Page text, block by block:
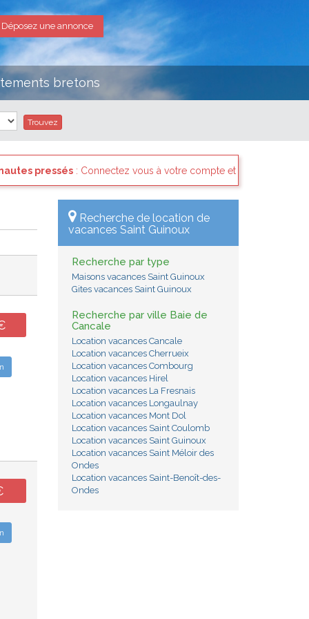
une annonce
bretons
vous à votre compte et consultez les "Messages des
Recherche de location de
vacances Saint Guinoux
Recherche par type
Maisons vacances Saint Guinoux
Gites vacances Saint Guinoux
Recherche par ville Baie de
Cancale
Location vacances Cancale
Location vacances Cherrueix
Location vacances Combourg
Location vacances Hirel
Location vacances La Fresnais
Location vacances Longaulnay
Location vacances Mont Dol
Location vacances Saint Coulomb
Location vacances Saint Guinoux
Location vacances Saint Méloir des
Ondes
Location vacances Saint-Benoît-des-
Ondes